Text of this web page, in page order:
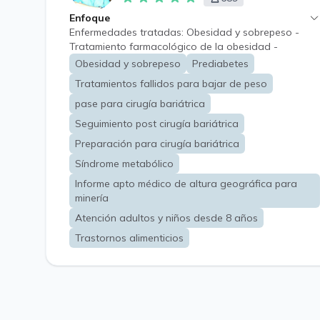
Enfoque
Enfermedades tratadas: Obesidad y sobrepeso -
Tratamiento farmacológico de la obesidad -
Tratamiento de la obesidad adultos - Dislipidemias -
Hígado graso no alcohólico - Obesidad y
prediabetes - Resistencia a la insulina - Obesidad en
el embarazo - Obesidad en el síndrome de ovario
poliquístico - Complicaciones de la obesidad en
varones - Obesidad en la tercera edad - Obesidad y
síndrome metabólico - Preparación para la cirugía
bariátrica - Asesoramiento previo a una cirugía
bariátrica - Asesoramiento posterior a una cirugía
bariátrica - Tratamiento del aumento de peso
posterior a cirugía bariátrica - Evaluación del
tratamiento fracasado para la obesidad.
Obesidad y sobrepeso
Prediabetes
Tratamientos fallidos para bajar de peso
pase para cirugía bariátrica
Seguimiento post cirugía bariátrica
Preparación para cirugía bariátrica
Síndrome metabólico
Informe apto médico de altura geográfica para
minería
Atención adultos y niños desde 8 años
Trastornos alimenticios